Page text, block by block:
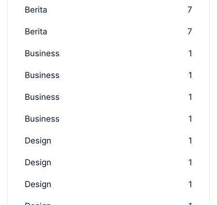
Berita 7
Berita 7
Business 1
Business 1
Business 1
Business 1
Design 1
Design 1
Design 1